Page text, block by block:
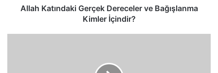
Allah Katındaki Gerçek Dereceler ve Bağışlanma
Kimler İçindir?